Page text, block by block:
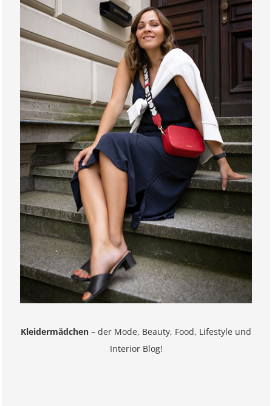
Kleidermädchen – der Mode, Beauty, Food, Lifestyle und
Interior Blog!